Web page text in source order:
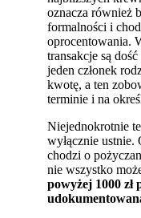
oznacza również
formalności i
oprocentowania.
transakcje są
jeden członek
kwotę, a ten
terminie i na
Niejednokrotnie
wyłącznie ustnie.
chodzi o
nie wszystko
powyżej 1000 zł